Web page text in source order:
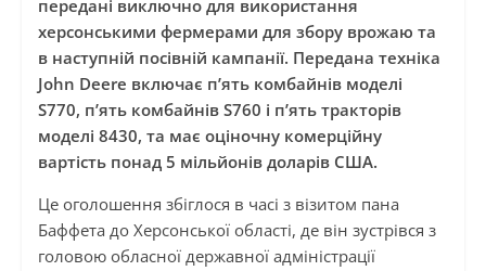
передані виключно для використання
херсонськими фермерами для збору врожаю та
в наступній посівній кампанії. Передана техніка
John Deere включає п’ять комбайнів моделі
S770, п’ять комбайнів S760 і п’ять тракторів
моделі 8430, та має оціночну комерційну
вартість понад 5 мільйонів доларів США.
Це оголошення збіглося в часі з візитом пана
Баффета до Херсонської області, де він зустрівся з
головою обласної державної адміністрації